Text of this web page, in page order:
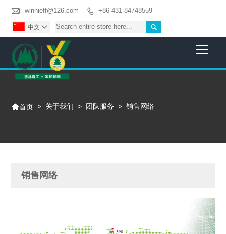
 winnieff@126.com  +86-431-84748559

中文 
首页 > 关于我们 > 团队服务 > 销售网络
销售网络